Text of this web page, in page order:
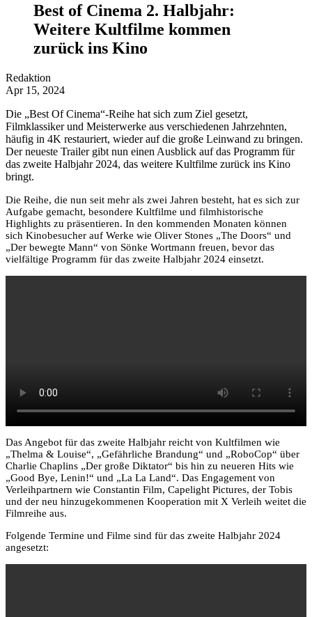
Best of Cinema 2. Halbjahr:
Weitere Kultfilme kommen
zurück ins Kino
Redaktion
Apr 15, 2024
Die „Best Of Cinema“-Reihe hat sich zum Ziel gesetzt,
Filmklassiker und Meisterwerke aus verschiedenen Jahrzehnten,
häufig in 4K restauriert, wieder auf die große Leinwand zu bringen.
Der neueste Trailer gibt nun einen Ausblick auf das Programm für
das zweite Halbjahr 2024, das weitere Kultfilme zurück ins Kino
bringt.
Die Reihe, die nun seit mehr als zwei Jahren besteht, hat es sich zur
Aufgabe gemacht, besondere Kultfilme und filmhistorische
Highlights zu präsentieren. In den kommenden Monaten können
sich Kinobesucher auf Werke wie Oliver Stones „The Doors“ und
„Der bewegte Mann“ von Sönke Wortmann freuen, bevor das
vielfältige Programm für das zweite Halbjahr 2024 einsetzt.
Das Angebot für das zweite Halbjahr reicht von Kultfilmen wie
„Thelma & Louise“, „Gefährliche Brandung“ und „RoboCop“ über
Charlie Chaplins „Der große Diktator“ bis hin zu neueren Hits wie
„Good Bye, Lenin!“ und „La La Land“. Das Engagement von
Verleihpartnern wie Constantin Film, Capelight Pictures, der Tobis
und der neu hinzugekommenen Kooperation mit X Verleih weitet die
Filmreihe aus.
Folgende Termine und Filme sind für das zweite Halbjahr 2024
angesetzt: